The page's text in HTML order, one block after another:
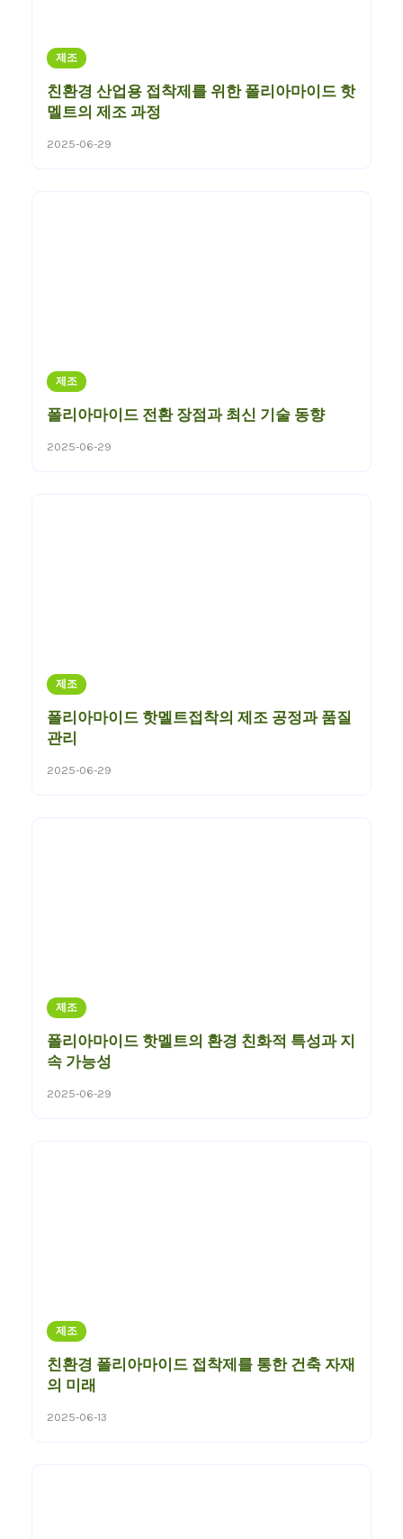
제조
친환경 산업용 접착제를 위한 폴리아마이드 핫
멜트의 제조 과정
2025-06-29
제조
폴리아마이드 전환 장점과 최신 기술 동향
2025-06-29
제조
폴리아마이드 핫멜트접착의 제조 공정과 품질
관리
2025-06-29
제조
폴리아마이드 핫멜트의 환경 친화적 특성과 지
속 가능성
2025-06-29
제조
친환경 폴리아마이드 접착제를 통한 건축 자재
의 미래
2025-06-13